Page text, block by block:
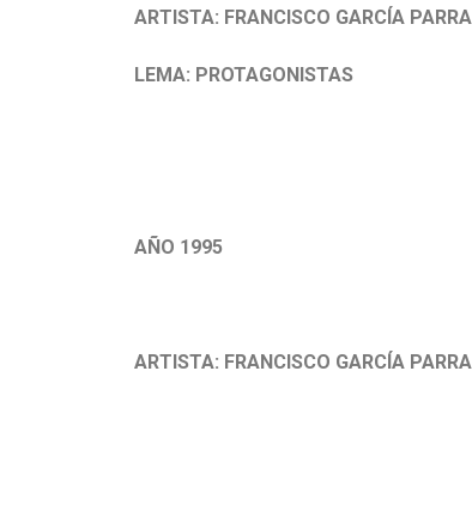
ARTISTA: FRANCISCO GARCÍA PARRA
LEMA: PROTAGONISTAS
AÑO 1995
ARTISTA: FRANCISCO GARCÍA PARRA